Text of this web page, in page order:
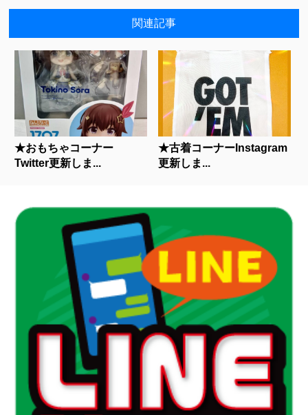
関連記事
★おもちゃコーナー
Twitter更新しま...
★古着コーナーInstagram
更新しま...